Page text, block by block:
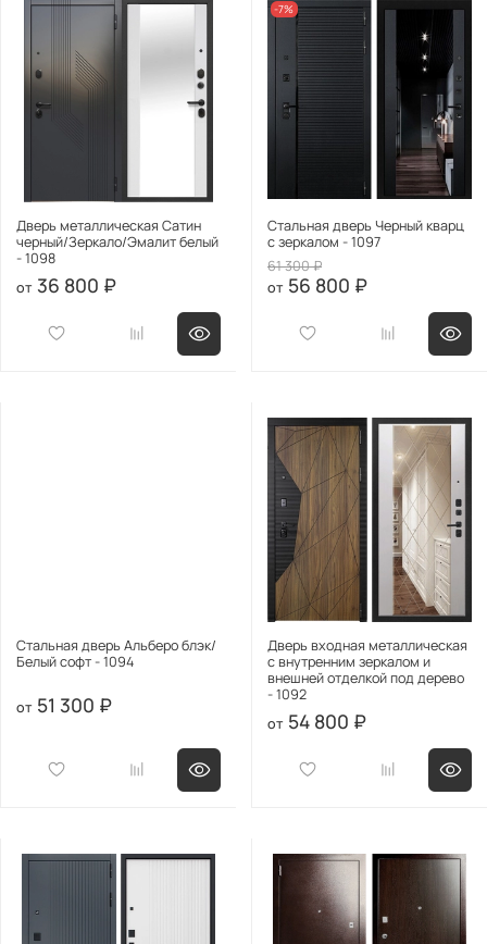
Дверь металлическая Сатин
черный/Зеркало/Эмалит белый
- 1098
36 800 ₽
-7%
Стальная дверь Черный кварц
с зеркалом - 1097
61 300 ₽
56 800 ₽
Стальная дверь Альберо блэк/
Белый софт - 1094
51 300 ₽
Дверь входная металлическая
с внутренним зеркалом и
внешней отделкой под дерево
- 1092
54 800 ₽